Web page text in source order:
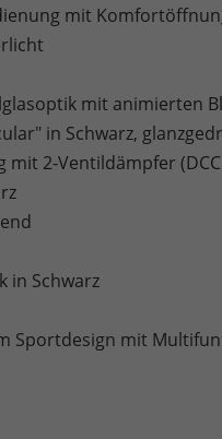
mit
mit animierten
in Schwarz,
2-Ventildämpfer
in Schwarz
Sportdesign mit